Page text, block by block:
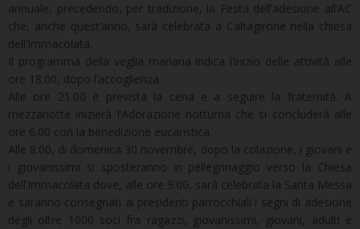
annuale, precedendo, per tradizione, la Festa dell’adesione all’AC
che, anche quest’anno, sarà celebrata a Caltagirone nella chiesa
dell’Immacolata.
Il programma della veglia mariana indica l’inizio delle attività alle
ore 18.00, dopo l’accoglienza.
Alle ore 21.00 è prevista la cena e a seguire la fraternità. A
mezzanotte inizierà l’Adorazione notturna che si concluderà alle
ore 6.00 con la benedizione eucaristica.
Alle 8.00, di domenica 30 novembre, dopo la colazione, i giovani e
i giovanissimi si sposteranno in pellegrinaggio verso la Chiesa
dell’Immacolata dove, alle ore 9.00, sarà celebrata la Santa Messa
e saranno consegnati ai presidenti parrocchiali i segni di adesione
degli oltre 1000 soci fra ragazzi, giovanissimi, giovani, adulti e